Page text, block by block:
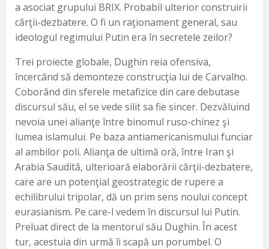
a asociat grupului BRIX. Probabil ulterior construirii
cărţii-dezbatere. O fi un raţionament general, sau
ideologul regimului Putin era în secretele zeilor?
Trei proiecte globale, Dughin reia ofensiva,
încercând să demonteze construcţia lui de Carvalho.
Coborând din sferele metafizice din care debutase
discursul său, el se vede silit sa fie sincer. Dezvăluind
nevoia unei alianţe între binomul ruso-chinez şi
lumea islamului. Pe baza antiamericanismului funciar
al ambilor poli. Alianţa de ultimă oră, între Iran şi
Arabia Saudită, ulterioară elaborării cărţii-dezbatere,
care are un potenţial geostrategic de rupere a
echilibrului tripolar, dă un prim sens noului concept
eurasianism. Pe care-l vedem în discursul lui Putin.
Preluat direct de la mentorul său Dughin. În acest
tur, acestuia din urmă îi scapă un porumbel. O